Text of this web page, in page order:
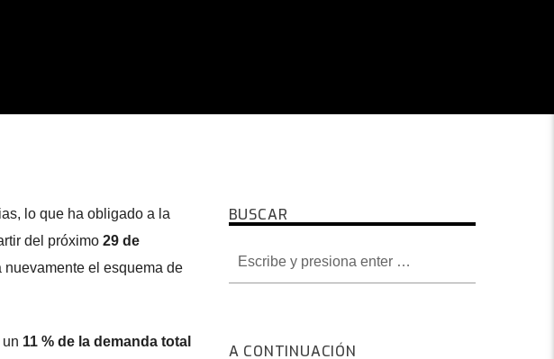
lo que ha obligado a la
del próximo 29 de
el esquema de
11 % de la demanda total
BUSCAR
A CONTINUACIÓN